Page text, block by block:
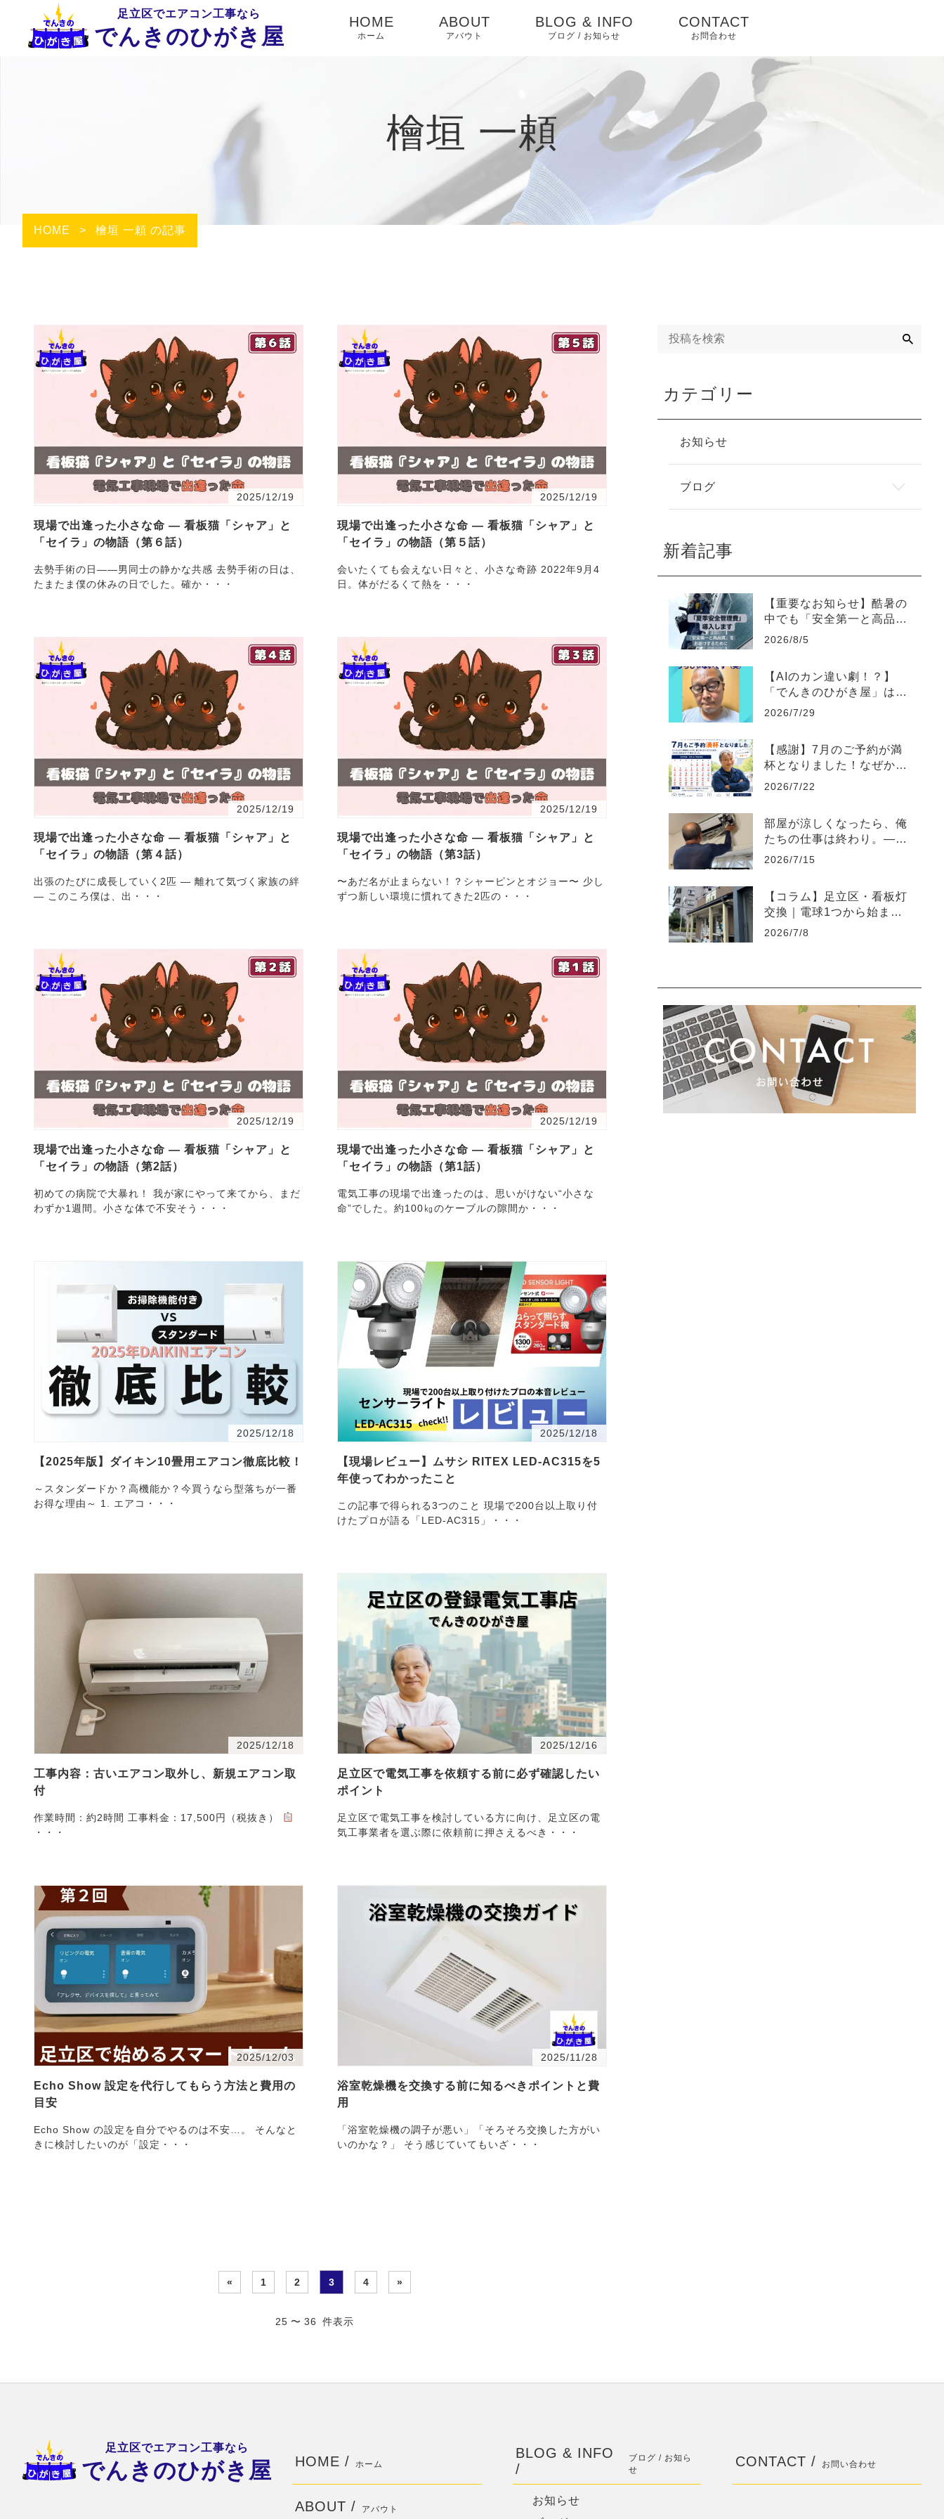
足立区でエアコン工事なら
でんきのひがき屋
HOME
ホーム
ABOUT
アバウト
BLOG & INFO
ブログ / お知らせ
ブログ
ピックアップ
CONTACT
お問合わせ
檜垣 一頼
HOME > 檜垣 一頼 の記事
2025/12/19
現場で出逢った小さな命 ― 看板猫「シャア」と
「セイラ」の物語（第６話）
去勢手術の日——男同士の静かな共感 去勢手術の日は、
たまたま僕の休みの日でした。確か・・・
2025/12/19
現場で出逢った小さな命 ― 看板猫「シャア」と
「セイラ」の物語（第５話）
会いたくても会えない日々と、小さな奇跡 2022年9月4
日。体がだるくて熱を・・・
2025/12/19
現場で出逢った小さな命 ― 看板猫「シャア」と
「セイラ」の物語（第４話）
出張のたびに成長していく2匹 ― 離れて気づく家族の絆
― このころ僕は、出・・・
2025/12/19
現場で出逢った小さな命 ― 看板猫「シャア」と
「セイラ」の物語（第3話）
〜あだ名が止まらない！？シャーピンとオジョー〜 少し
ずつ新しい環境に慣れてきた2匹の・・・
2025/12/19
現場で出逢った小さな命 ― 看板猫「シャア」と
「セイラ」の物語（第2話）
初めての病院で大暴れ！ 我が家にやって来てから、まだ
わずか1週間。小さな体で不安そう・・・
2025/12/19
現場で出逢った小さな命 ― 看板猫「シャア」と
「セイラ」の物語（第1話）
電気工事の現場で出逢ったのは、思いがけない“小さな
命”でした。約100㎏のケーブルの隙間か・・・
2025/12/18
【2025年版】ダイキン10畳用エアコン徹底比較！
～スタンダードか？高機能か？今買うなら型落ちが一番
お得な理由～ 1. エアコ・・・
2025/12/18
【現場レビュー】ムサシ RITEX LED-AC315を5
年使ってわかったこと
この記事で得られる3つのこと 現場で200台以上取り付
けたプロが語る「LED-AC315」・・・
2025/12/18
工事内容：古いエアコン取外し、新規エアコン取
付
作業時間：約2時間 工事料金：17,500円（税抜き）
・・・
2025/12/16
足立区で電気工事を依頼する前に必ず確認したい
ポイント
足立区で電気工事を検討している方に向け、足立区の電
気工事業者を選ぶ際に依頼前に押さえるべき・・・
2025/12/03
Echo Show 設定を代行してもらう方法と費用の
目安
Echo Show の設定を自分でやるのは不安…。 そんなと
きに検討したいのが「設定・・・
2025/11/28
浴室乾燥機を交換する前に知るべきポイントと費
用
「浴室乾燥機の調子が悪い」「そろそろ交換した方がい
いのかな？」 そう感じていてもいざ・・・
« 1 2 3 4 »
25 〜 36 件表示
カテゴリー
お知らせ
ブログ
新着記事
【重要なお知らせ】酷暑の
中でも「安全第一と高品
質」をお届けするために。
2026/8/5
【AIのカン違い劇！？】
「でんきのひがき屋」はエ
アコン掃除やってる？と聞
2026/7/29
【感謝】7月のご予約が満
杯となりました！なぜか
「AI検索」からお問い合わ
2026/7/22
部屋が涼しくなったら、俺
たちの仕事は終わり。――
この猛暑の中、体一つで戦
2026/7/15
【コラム】足立区・看板灯
交換｜電球1つから始まっ
た「でんきのひがき屋」の
2026/7/8
足立区でエアコン工事なら
でんきのひがき屋 HOME / ホーム
ABOUT / アバウト
BLOG & INFO
/
ブログ / お知ら
せ
お知らせ
CONTACT / お問い合わせ